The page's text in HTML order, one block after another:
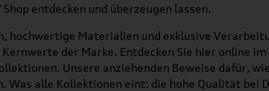
entdecken und überzeugen lassen.
hochwertige Materialien und exklusive
der Marke. Entdecken Sie hier online
Unsere anziehenden Beweise dafür,
Was alle Kollektionen eint: die hohe Qualität bei